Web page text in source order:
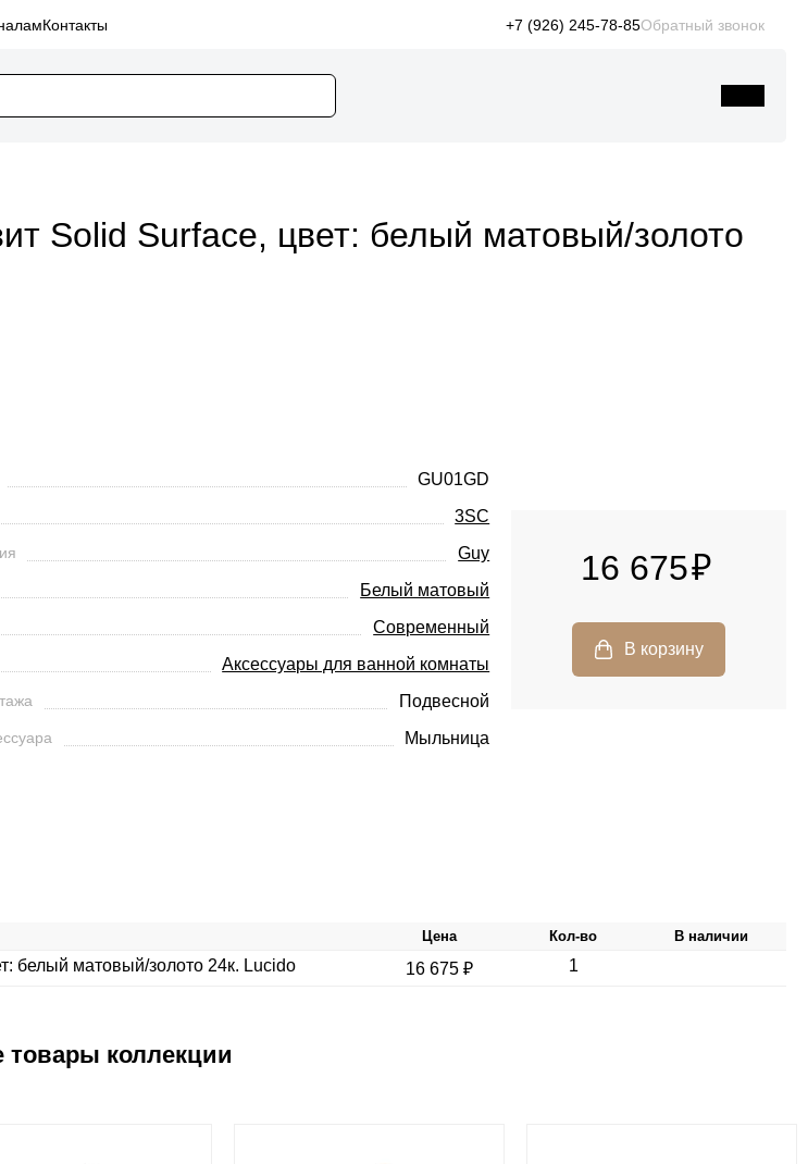
Контакты +7 (926) 245-78-85Обратный звонок
Solid Surface, цвет: белый матовый/золото
GU01GD
3SC
Guy
Белый матовый
Современный
Аксессуары для ванной комнаты
Подвесной
Мыльница
16 675
Цена Кол-во В наличии
белый матовый/золото 24к. Lucido 16 675 ₽ 1